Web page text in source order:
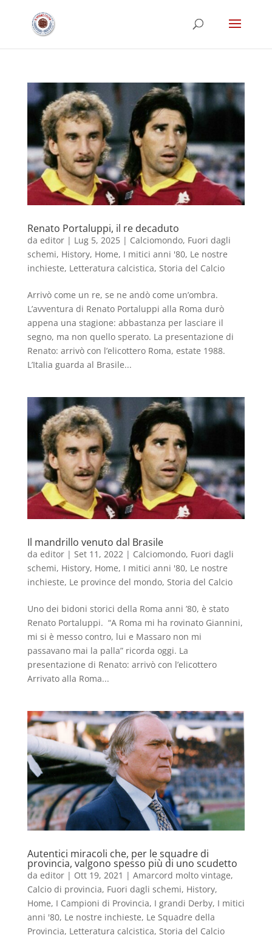
Renato Portaluppi, il re decaduto
da editor| Lug 5, 2025| Calciomondo, Fuori dagli
schemi, History, Home, I mitici anni '80, Le nostre
inchieste, Letteratura calcistica, Storia del Calcio
Arrivò come un re, se ne andò come un’ombra.
L’avventura di Renato Portaluppi alla Roma durò
appena una stagione: abbastanza per lasciare il
segno, ma non quello sperato. La presentazione di
Renato: arrivò con l’elicottero Roma, estate 1988.
L’Italia guarda al Brasile...
Il mandrillo venuto dal Brasile
da editor| Set 11, 2022| Calciomondo, Fuori dagli
schemi, History, Home, I mitici anni '80, Le nostre
inchieste, Le province del mondo, Storia del Calcio
Uno dei bidoni storici della Roma anni ’80, è stato
Renato Portaluppi. “A Roma mi ha rovinato Giannini,
mi si è messo contro, lui e Massaro non mi
passavano mai la palla” ricorda oggi. La
presentazione di Renato: arrivò con l’elicottero
Arrivato alla Roma...
Autentici miracoli che, per le squadre di
provincia, valgono spesso più di uno scudetto
da editor| Ott 19, 2021 | Amarcord molto vintage,
Calcio di provincia, Fuori dagli schemi, History,
Home, I Campioni di Provincia, I grandi Derby, I mitici
anni '80, Le nostre inchieste, Le Squadre della
Provincia, Letteratura calcistica, Storia del Calcio